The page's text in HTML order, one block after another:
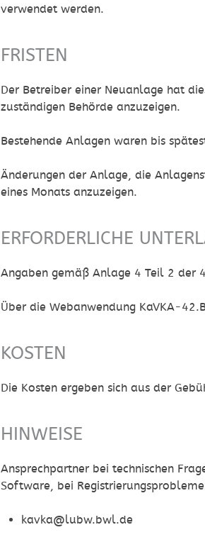
verwendet werden.
FRISTEN
Der Betreiber einer Neuanlage hat
zuständigen Behörde anzuzeigen.
Bestehende Anlagen waren bis
Änderungen der Anlage, die
eines Monats anzuzeigen.
ERFORDERLICHE
Angaben gemäß Anlage 4 Teil 2 der
Über dieWebanwendung KaVKA-
KOSTEN
Die Kosten ergeben sich aus der
HINWEISE
Ansprechpartner bei technischen
Software, bei
kavka@lubw.bwl.de